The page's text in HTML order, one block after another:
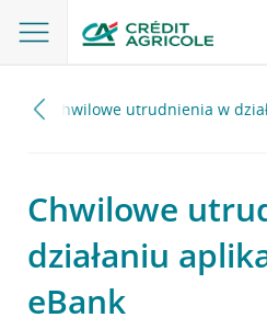
Chwilowe utrudnienia w
Chwilowe
działaniu
eBank